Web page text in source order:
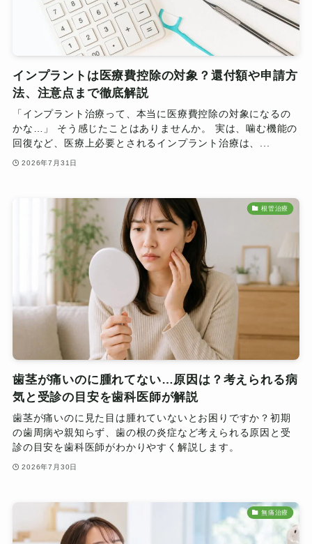
インプラントは医療費控除の対象？還付額や申請方
法、注意点まで徹底解説
「インプラント治療って、本当に医療費控除の対象になるの
かな…」 そう感じたことはありませんか。 実は、噛む機能の
回復など、医療上必要とされるインプラント治療は、...
2026年7月31日
根管治療
歯茎が痛いのに腫れてない…原因は？考えられる病
気と受診の目安を歯科医師が解説
歯茎が痛いのに見た目は腫れていないとお困りですか？初期
の歯周病や親知らず、歯の根の炎症など考えられる原因と受
診の目安を歯科医師がわかりやすく解説します。
2026年7月30日
無痛治療